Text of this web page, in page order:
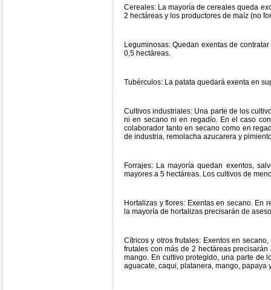
Cereales: La mayoría de cereales queda
2 hectáreas y los productores de maíz (no
Leguminosas: Quedan exentas de
0,5 hectáreas.
Tubérculos: La patata quedará exenta en
Cultivos industriales: Una parte de los
ni en secano ni en regadío. En el caso
colaborador tanto en secano como en
de industria, remolacha azucarera y
Forrajes: La mayoría quedan exentos,
mayores a 5 hectáreas. Los cultivos de
Hortalizas y flores: Exentas en secano. En
la mayoría de hortalizas precisarán de
Cítricos y otros frutales: Exentos en
frutales con más de 2 hectáreas
mango. En cultivo protegido, una parte de
aguacate, caqui, platanera, mango, papaya